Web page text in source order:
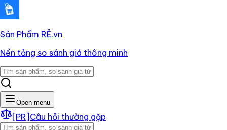
Sản Phẩm RẺ.vn
Nền tảng so sánh giá thông minh
Open menu
[PR] Câu hỏi thường gặp